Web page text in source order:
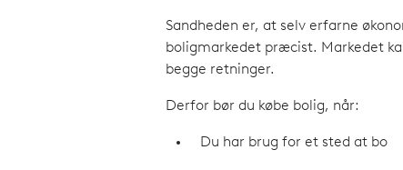
Sandheden er, at selv erfarne
boligmarkedet præcist. Markedet
begge retninger.
Derfor bør du købe bolig, når:
Du har brug for et sted at bo